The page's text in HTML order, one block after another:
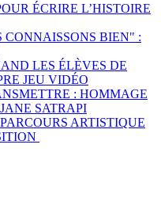
ÉCRIRE L’HISTOIRE
CONNAISSONS BIEN" :
LES ÉLÈVES DE
JEU VIDÉO
: HOMMAGE
SATRAPI
ARTISTIQUE